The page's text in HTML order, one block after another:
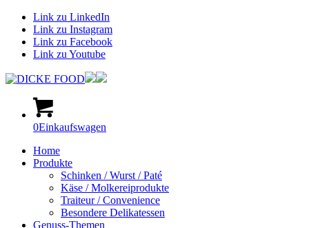
Link zu LinkedIn
Link zu Instagram
Link zu Facebook
Link zu Youtube
0Einkaufswagen
Home
Produkte
Schinken / Wurst / Paté
Käse / Molkereiprodukte
Traiteur / Convenience
Besondere Delikatessen
Genuss-Themen